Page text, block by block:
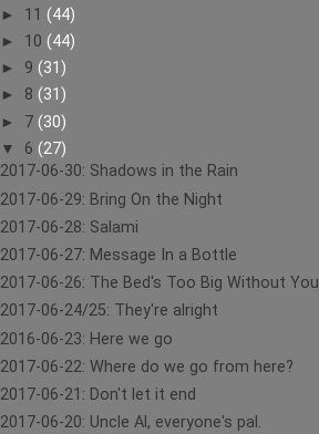
► 11 (44)
► 10 (44)
► 9 (31)
► 8 (31)
► 7 (30)
▼ 6 (27)
2017-06-30: Shadows in the Rain
2017-06-29: Bring On the Night
2017-06-28: Salami
2017-06-27: Message In a Bottle
2017-06-26: The Bed's Too Big Without You
2017-06-24/25: They're alright
2016-06-23: Here we go
2017-06-22: Where do we go from here?
2017-06-21: Don't let it end
2017-06-20: Uncle Al, everyone's pal.